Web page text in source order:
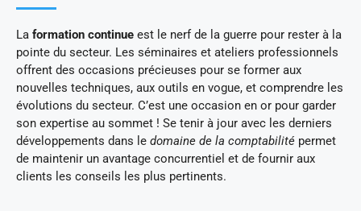
La formation continue est le nerf de la guerre pour rester à la
pointe du secteur. Les séminaires et ateliers professionnels
offrent des occasions précieuses pour se former aux
nouvelles techniques, aux outils en vogue, et comprendre les
évolutions du secteur. C’est une occasion en or pour garder
son expertise au sommet ! Se tenir à jour avec les derniers
développements dans le domaine de la comptabilité permet
de maintenir un avantage concurrentiel et de fournir aux
clients les conseils les plus pertinents.